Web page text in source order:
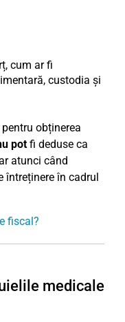
cum ar fi
custodia și
obținerea
potfi deduse ca
atunci când
întreținere în cadrul
fiscal?
medicale